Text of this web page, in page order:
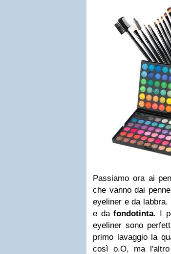
Passiamo ora ai
che vanno dai
eyeliner e da
e dafondotinta. I
eyeliner sono
primo lavaggio la
così o.O, ma